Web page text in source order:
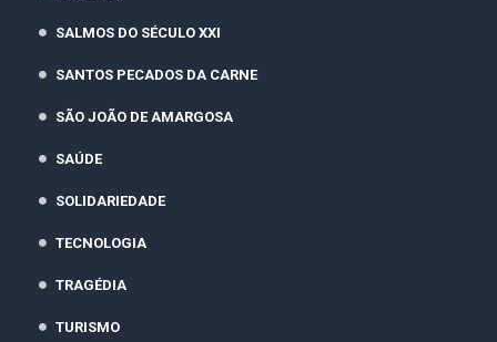
SALMOS DO SÉCULO XXI
SANTOS PECADOS DA CARNE
SÃO JOÃO DE AMARGOSA
SAÚDE
SOLIDARIEDADE
TECNOLOGIA
TRAGÉDIA
TURISMO